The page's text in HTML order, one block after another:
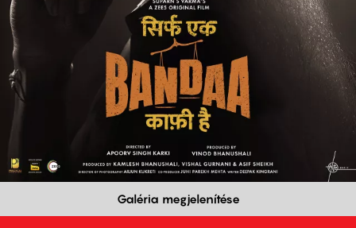
Galéria megjelenítése